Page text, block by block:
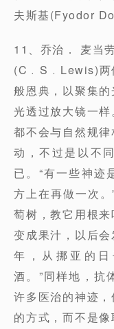
夫斯基(Fyodor
11、乔治． 麦当
(C﹒S﹒Lewis)两
般恩典，以聚集
光透过放大镜一
都不会与自然规
动，不过是以不
已。“有一些神迹
方上在再做一次
萄树，教它用根
变成果汁，以后
年，从挪亚的
酒。”同样地，抗
许多医治的神迹
的方式，而不是